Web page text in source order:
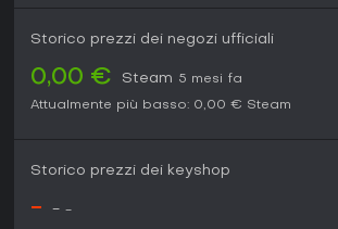
Storico prezzi dei negozi ufficiali
0,00 € Steam 5 mesi fa
Attualmente più basso: 0,00 € Steam
Storico prezzi dei keyshop
- - -